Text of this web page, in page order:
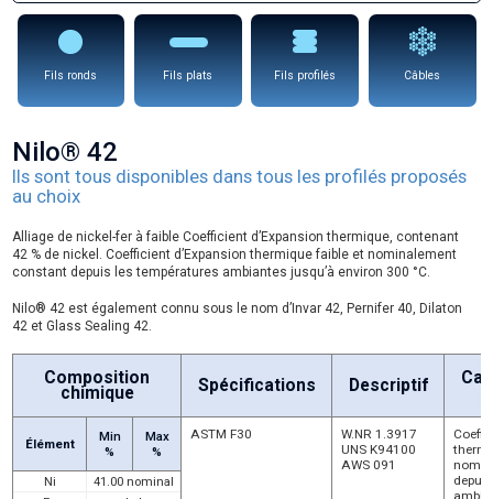
Fils ronds Fils plats Fils profilés Câbles
Nilo® 42
Ils sont tous disponibles dans tous les profilés proposés
au choix
Alliage de nickel-fer à faible Coefficient d’Expansion thermique, contenant
42 % de nickel. Coefficient d’Expansion thermique faible et nominalement
constant depuis les températures ambiantes jusqu’à environ 300 °C.
Nilo® 42 est également connu sous le nom d’Invar 42, Pernifer 40, Dilaton
42 et Glass Sealing 42.
Composition
chimique Spécifications Descriptif
Élément
Min
%
Max
%
Ni
41.00 nominal
ASTM F30
W.NR 1.3917
UNS K94100
AWS 091